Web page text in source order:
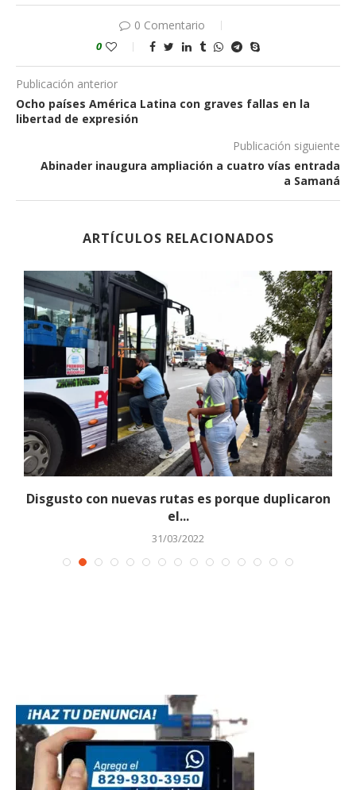
0 Comentario
0
Publicación anterior
Ocho países América Latina con graves fallas en la
libertad de expresión
Publicación siguiente
Abinader inaugura ampliación a cuatro vías entrada
a Samaná
ARTÍCULOS RELACIONADOS
Disgusto con nuevas rutas es porque duplicaron
el...
31/03/2022